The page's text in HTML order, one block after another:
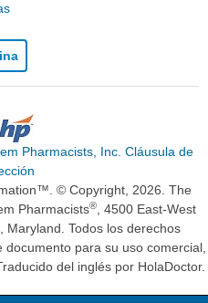
Pharmacists, Inc. Cláusula de
© Copyright, 2026. The
Pharmacists®, 4500 East-West
Maryland. Todos los derechos
para su uso comercial,
del inglés por HolaDoctor.